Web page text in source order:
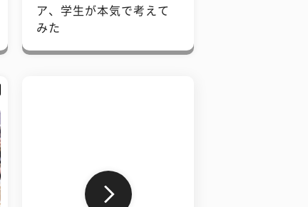
ア、学生が本気で考えて
みた